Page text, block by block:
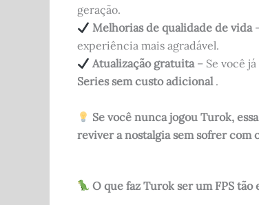
geração.
Melhorias de qualidade de vida
experiência mais agradável.
Atualização gratuita– Se você
Series sem custo adicional.
Se você nunca jogou Turok,
reviver a nostalgia sem sofrer com
O que faz Turok ser um FPS tão